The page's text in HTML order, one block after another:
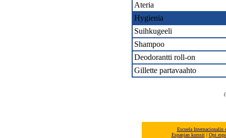
Ateria
Hygienia
Suihkugeeli
Shampoo
Deodorantti roll-on
Gillette partavaahto
Escuela
Espanjan kurssit| Opi